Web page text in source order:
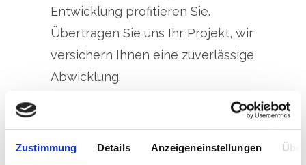
Zustimmung Details Anzeigeneinstellungen
Entwicklung profitieren Sie.
Übertragen Sie uns Ihr Projekt, wir
versichern Ihnen eine zuverlässige
Abwicklung.
Ein technisch ausgereifter